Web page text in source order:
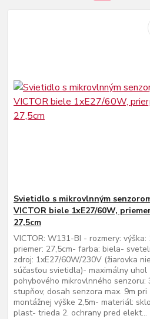
Svietidlo s mikrovlnným
VICTOR biele 1xE27/60W,
27,5cm
VICTOR: W131-BI - rozmery: výška:
priemer: 27,5cm- farba: biela-
zdroj: 1xE27/60W/230V (žiarovka
súčasťou svietidla)- maximálny uhol
pohybového mikrovlnného senzoru:
stupňov, dosah senzora max. 9m pri
montážnej výške 2,5m- materiál:
plast- trieda 2. ochrany pred elekt...